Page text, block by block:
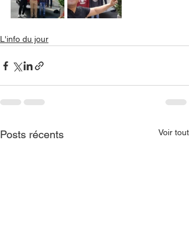
L'info du jour
Posts récents Voir tout